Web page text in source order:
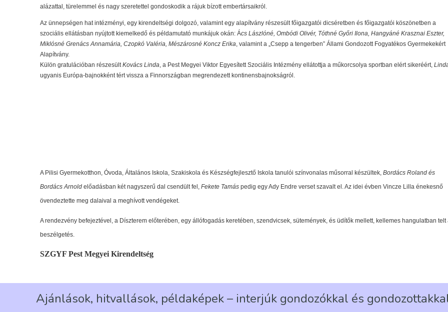
alázattal, türelemmel és nagy szeretettel gondoskodik a rájuk bízott embertársaikról.
Az ünnepségen hat intézményi, egy kirendeltségi dolgozó, valamint egy alapítvány részesült főigazgatói dicséretben és főigazgatói köszönetben a
szociális ellátásban nyújtott kiemelkedő és példamutató munkájuk okán: Ács Lászlóné, Ombódi Olivér, Tóthné Győri Ilona, Hangyáné Krasznai Eszter,
Miklósné Grenács Annamária, Czopkó Valéria, Mészárosné Koncz Erika, valamint a „Csepp a tengerben” Állami Gondozott Fogyatékos Gyermekekért
Alapítvány.
Külön gratulációban részesültKovács Linda, a Pest Megyei Viktor Egyesített Szociális Intézmény ellátottja a műkorcsolya sportban elért sikeréért,
ugyanis Európa-bajnokként tért vissza a Finnországban megrendezett kontinensbajnokságról.
A Pilisi Gyermekotthon, Óvoda, Általános Iskola, Szakiskola és Készségfejlesztő Iskola tanulói színvonalas műsorral készültek, Bordács Roland és
Bordács Arnold előadásban két nagyszerű dal csendült fel, Fekete Tamás pedig egy Ady Endre verset szavalt el. Az idei évben Vincze Lilla énekesnő
övendeztette meg dalaival a meghívott vendégeket.
A rendezvény befejeztével, a Díszterem előterében, egy állófogadás keretében, szendvicsek, sütemények, és üdítők mellett, kellemes hangulatban telt
beszélgetés.
SZGYF Pest Megyei Kirendeltség
Ajánlások, hitvallások, példaképek – interjúk gondozókkal és